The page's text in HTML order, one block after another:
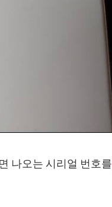
나오는 시리얼 번호를